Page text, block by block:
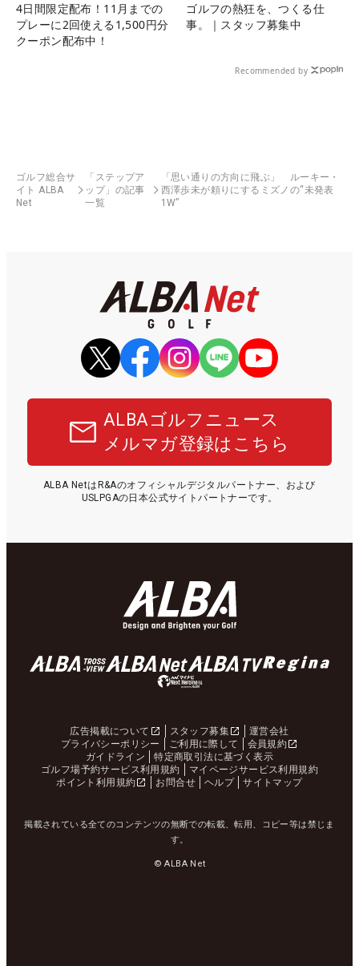
4日間限定配布！11月までの
プレーに2回使える1,500円分
クーポン配布中！
ゴルフの熱狂を、つくる仕
事。｜スタッフ募集中
Recommended by
ゴルフ総合サ
イト ALBA
Net
「ステップア
ップ」の記事
一覧
「思い通りの方向に飛ぶ」 ルーキー・
西澤歩未が頼りにするミズノの“未発表
1W”
ALBAゴルフニュース
メルマガ登録はこちら
ALBA NetはR&Aのオフィシャルデジタルパートナー、および
USLPGAの日本公式サイトパートナーです。
広告掲載について スタッフ募集
運営会社
プライバシーポリシー
ご利用に際して
会員規約
ガイドライン
特定商取引法に基づく表示
ゴルフ場予約サービス利用規約
マイページサービス利用規約
ポイント利用規約
お問合せ ヘルプ サイトマップ
掲載されている全てのコンテンツの無断での転載、転用、コピー等は禁じま
す。
© ALBA Net